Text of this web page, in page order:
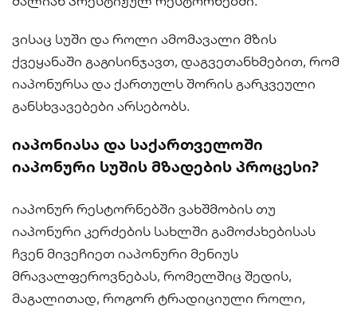
ვისაც სუში და როლი ამომავალი მზის
ქვეყანაში გაგისინჯავთ, დაგვეთანხმებით, რომ
იაპონურსა და ქართულს შორის გარკვეული
განსხვავებები არსებობს.
იაპონიასა და საქართველოში
იაპონური სუშის მზადების პროცესი?
იაპონურ რესტორნებში ვახშმობის თუ
იაპონური კერძების სახლში გამოძახებისას
ჩვენ მივეჩიეთ იაპონური მენიუს
მრავალფეროვნებას, რომელშიც შედის,
მაგალითად, როგორ ტრადიციული როლი,